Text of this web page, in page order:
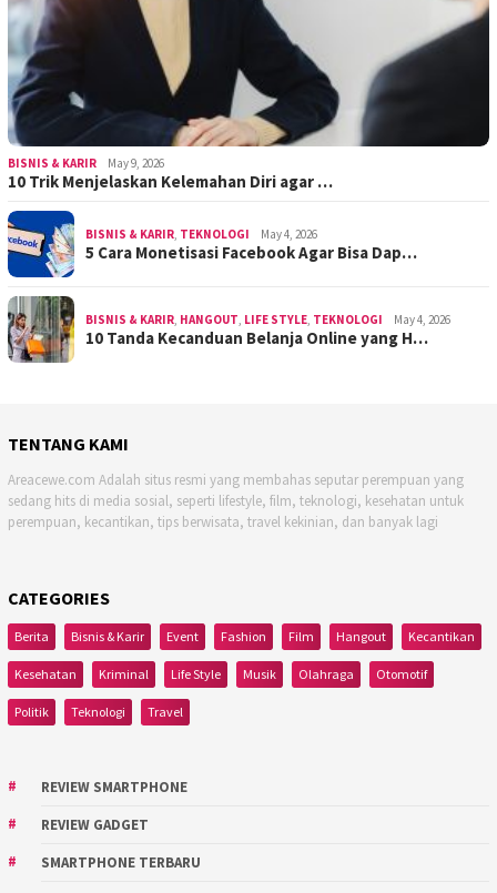
BISNIS & KARIR May 9, 2026
10 Trik Menjelaskan Kelemahan Diri agar …
BISNIS & KARIR, TEKNOLOGI May 4, 2026
5 Cara Monetisasi Facebook Agar Bisa Dap…
BISNIS & KARIR, HANGOUT, LIFE STYLE, TEKNOLOGI May 4, 2026
10 Tanda Kecanduan Belanja Online yang H…
TENTANG KAMI
Areacewe.com Adalah situs resmi yang membahas seputar perempuan yang
sedang hits di media sosial, seperti lifestyle, film, teknologi, kesehatan untuk
perempuan, kecantikan, tips berwisata, travel kekinian, dan banyak lagi
CATEGORIES
Berita Bisnis & Karir Event Fashion Film Hangout Kecantikan
Kesehatan Kriminal Life Style Musik Olahraga Otomotif
Politik Teknologi Travel
REVIEW SMARTPHONE
REVIEW GADGET
SMARTPHONE TERBARU